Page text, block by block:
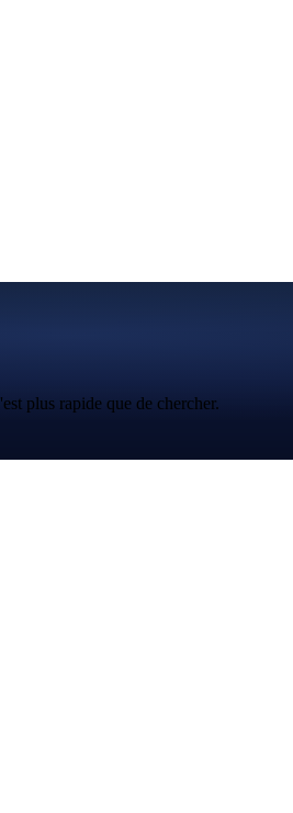
plus rapide que de chercher.